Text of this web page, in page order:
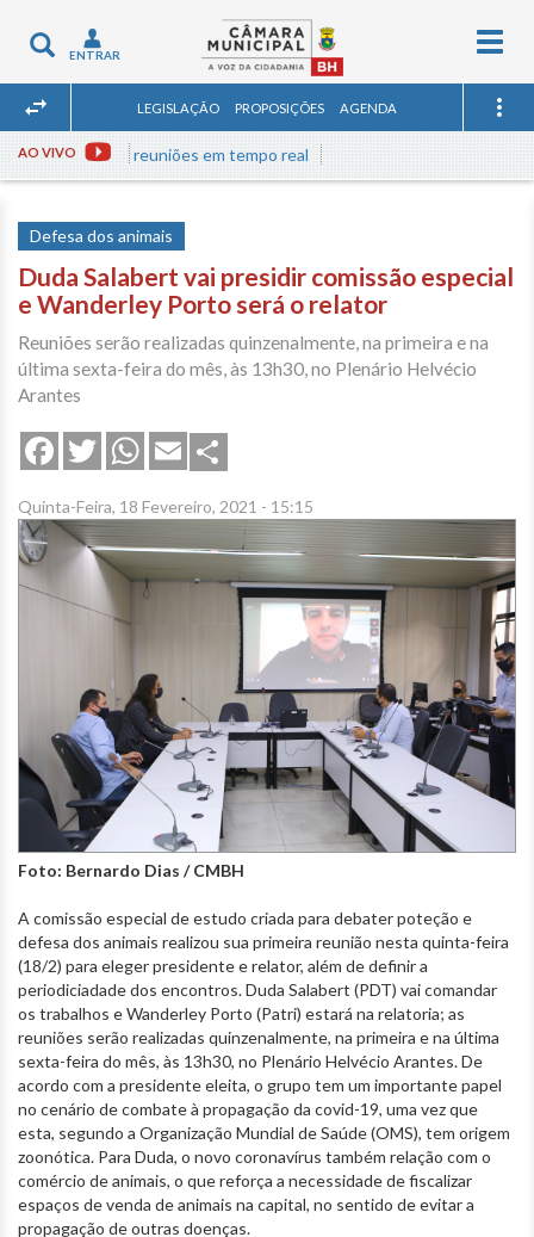
Toggle
navigation
ENTRAR
LEGISLAÇÃO PROPOSIÇÕES AGENDA
AO VIVO
Assista às reuniões em tempo real
Defesa dos animais
Duda Salabert vai presidir comissão especial
e Wanderley Porto será o relator
Reuniões serão realizadas quinzenalmente, na primeira e na
última sexta-feira do mês, às 13h30, no Plenário Helvécio
Arantes
FacebookTwitterWhatsApp
Email
Quinta-Feira, 18 Fevereiro, 2021 - 15:15
Foto: Bernardo Dias / CMBH
A comissão especial de estudo criada para debater poteção e
defesa dos animais realizou sua primeira reunião nesta quinta-feira
(18/2) para eleger presidente e relator, além de definir a
periodiciadade dos encontros. Duda Salabert (PDT) vai comandar
os trabalhos e Wanderley Porto (Patri) estará na relatoria; as
reuniões serão realizadas quinzenalmente, na primeira e na última
sexta-feira do mês, às 13h30, no Plenário Helvécio Arantes. De
acordo com a presidente eleita, o grupo tem um importante papel
no cenário de combate à propagação da covid-19, uma vez que
esta, segundo a Organização Mundial de Saúde (OMS), tem origem
zoonótica. Para Duda, o novo coronavírus também relação com o
comércio de animais, o que reforça a necessidade de fiscalizar
espaços de venda de animais na capital, no sentido de evitar a
propagação de outras doenças.